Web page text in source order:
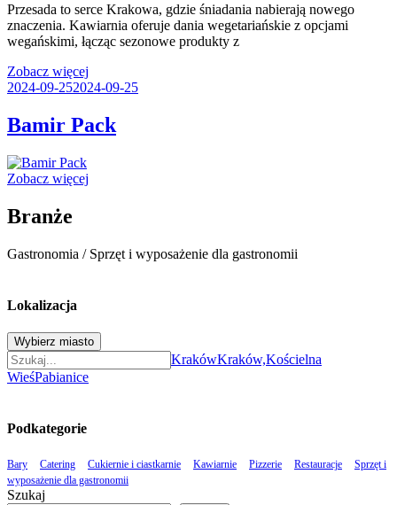
Przesada to serce Krakowa, gdzie śniadania nabierają nowego
znaczenia. Kawiarnia oferuje dania wegetariańskie z opcjami
wegańskimi, łącząc sezonowe produkty z
Zobacz więcej
2024-09-252024-09-25
Bamir Pack
Zobacz więcej
Branże
Gastronomia / Sprzęt i wyposażenie dla gastronomii
Lokalizacja
Wybierz miasto
KrakówKraków,Kościelna
WieśPabianice
Podkategorie
Bary Catering Cukiernie i ciastkarnie Kawiarnie Pizzerie Restauracje
Sprzęt i
wyposażenie dla gastronomii
Szukaj